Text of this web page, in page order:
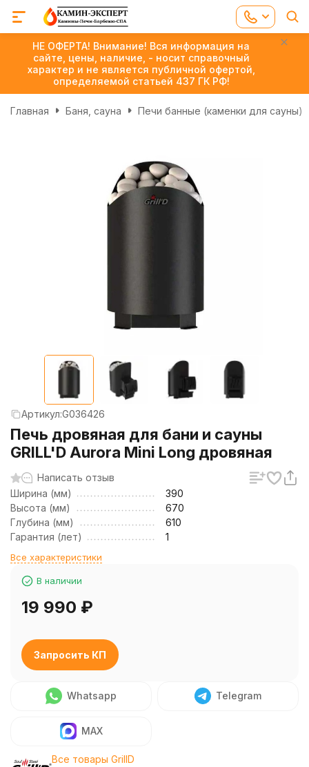
НЕ ОФЕРТА! Внимание! Вся информация на
сайте, цены, наличие, - носит справочный
характер и не является публичной офертой,
определяемой статьей 437 ГК РФ!
Главная Баня, сауна Печи банные (каменки для сауны)
Артикул:G036426
Печь дровяная для бани и сауны
GRILL'D Aurora Mini Long дровяная
Написать отзыв
Ширина (мм)
390
Высота (мм)
670
Глубина (мм)
610
Гарантия (лет)
1
Все характеристики
В наличии
19 990 ₽
Запросить КП
Whatsapp Telegram
MAX
Все товары GrillD